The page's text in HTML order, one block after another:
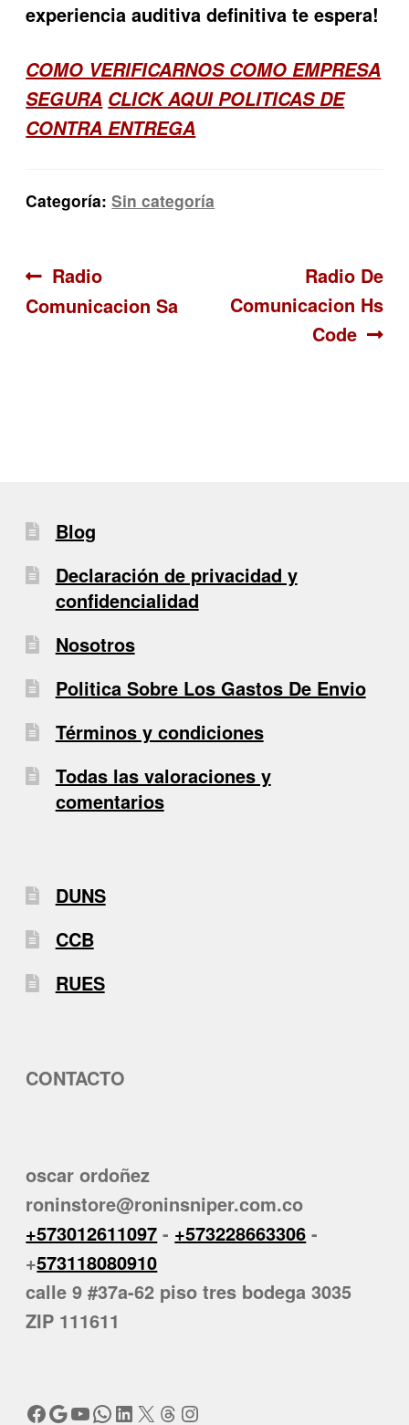
experiencia auditiva definitiva te espera!
COMO VERIFICARNOS COMO EMPRESA
SEGURA CLICK AQUI POLITICAS DE
CONTRA ENTREGA
Categoría:Sin categoría
Navegación
de
Anterior:
Radio
Comunicacion Sa
Siguiente:
Radio De
Comunicacion Hs
Code
Blog
Declaración de privacidad y
confidencialidad
Nosotros
Politica Sobre Los Gastos De Envio
Términos y condiciones
Todas las valoraciones y
comentarios
DUNS
CCB
RUES
CONTACTO
oscar ordoñez
roninstore@roninsniper.com.co
+573012611097 - +573228663306 -
+573118080910
calle 9 #37a-62 piso tres bodega 3035
ZIP 111611
Facebook
Google
YouTube
WhatsApp
LinkedIn
X Threads
Instagram